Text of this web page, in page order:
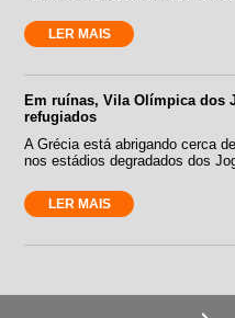
LER MAIS
Em ruínas, Vila Olímpica dos
refugiados
A Grécia está abrigando cerca
nos estádios degradados dos
LER MAIS